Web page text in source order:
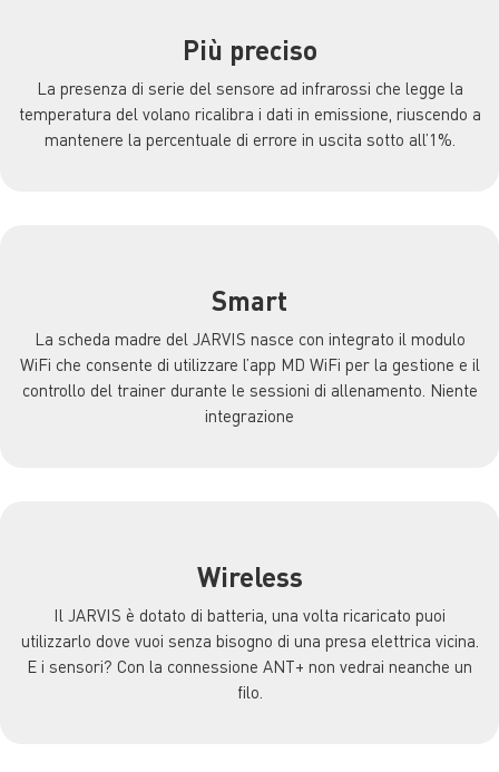
Più preciso
La presenza di serie del sensore ad infrarossi che legge la
temperatura del volano ricalibra i dati in emissione, riuscendo a
mantenere la percentuale di errore in uscita sotto all’1%.
Smart
La scheda madre del JARVIS nasce con integrato il modulo
WiFi che consente di utilizzare l’app MD WiFi per la gestione e il
controllo del trainer durante le sessioni di allenamento. Niente
integrazione
Wireless
Il JARVIS è dotato di batteria, una volta ricaricato puoi
utilizzarlo dove vuoi senza bisogno di una presa elettrica vicina.
E i sensori? Con la connessione ANT+ non vedrai neanche un
filo.